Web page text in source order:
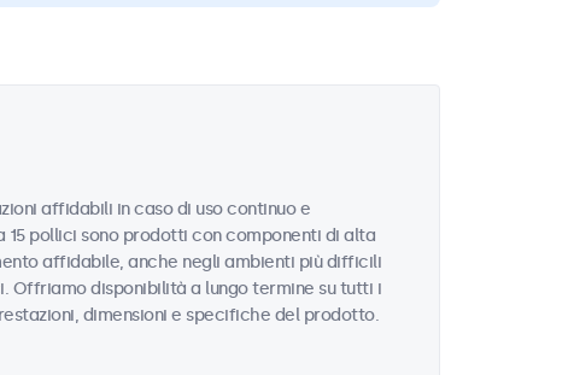
affidabili in caso di uso continuo e
pollici sono prodotti con componenti di alta
affidabile, anche negli ambienti più difficili
Offriamo disponibilità a lungo termine su tutti i
dimensioni e specifiche del prodotto.